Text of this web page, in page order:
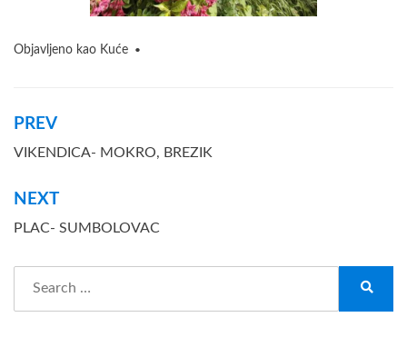
Objavljeno kao Kuće
Navigacija
članaka
PREV
VIKENDICA- MOKRO, BREZIK
NEXT
PLAC- SUMBOLOVAC